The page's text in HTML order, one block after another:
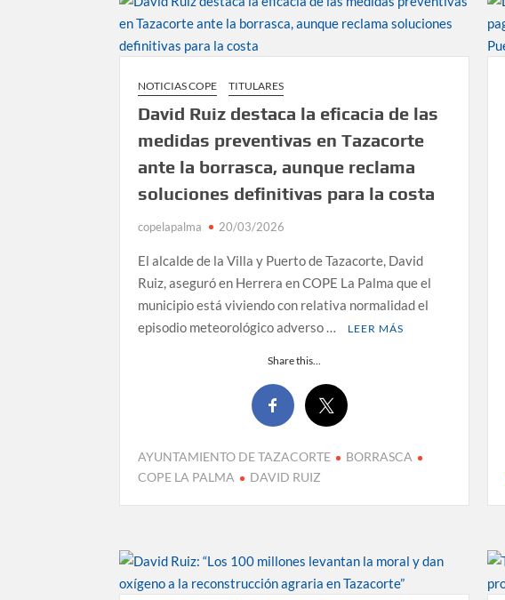
NOTICIAS COPE TITULARES
David Ruiz destaca la eficacia de las
medidas preventivas en Tazacorte
ante la borrasca, aunque reclama
soluciones definitivas para la costa
copelapalma 20/03/2026
El alcalde de la Villa y Puerto de Tazacorte, David
Ruiz, aseguró en Herrera en COPE La Palma que el
municipio está viviendo con relativa normalidad el
episodio meteorológico adverso …
LEER MÁS
Share this...
AYUNTAMIENTO DE TAZACORTE
BORRASCA
COPE LA PALMA
DAVID RUIZ